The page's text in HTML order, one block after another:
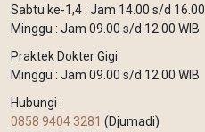
Sabtu ke-1,4 : Jam 14.00 s/d 16.00
Minggu : Jam 09.00 s/d 12.00 WIB
Praktek Dokter Gigi
Minggu : Jam 09.00 s/d 12.00 WIB
Hubungi :
0858 9404 3281 (Djumadi)